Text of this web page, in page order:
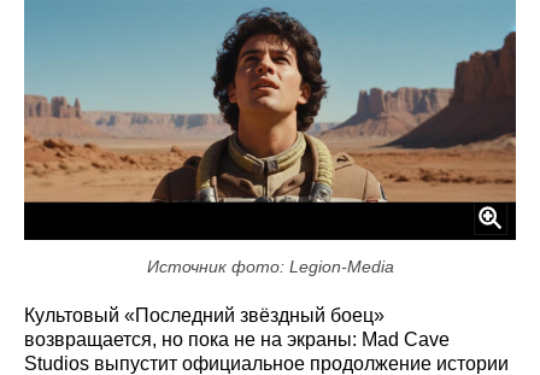
Источник фото: Legion-Media
Культовый «Последний звёздный боец»
возвращается, но пока не на экраны: Mad Cave
Studios выпустит официальное продолжение истории